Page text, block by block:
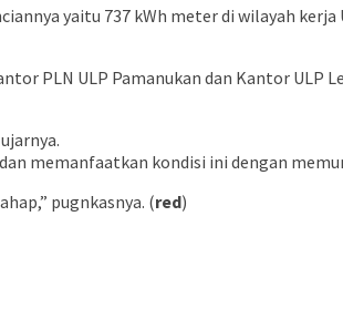
yaitu 737 kWh meter di wilayah kerja
PLN ULP Pamanukan dan Kantor ULP
memanfaatkan kondisi ini dengan
pugnkasnya. (red)